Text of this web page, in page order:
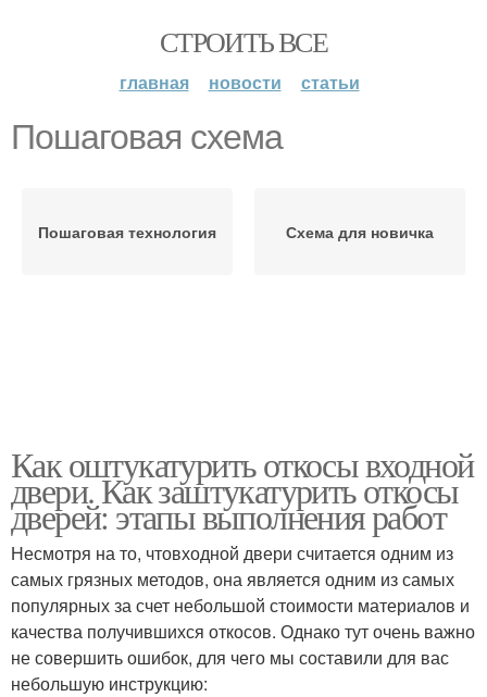
СТРОИТЬ ВСЕ
главная новости статьи
Пошаговая схема
Пошаговая технология Схема для новичка
Как оштукатурить откосы входной
двери. Как заштукатурить откосы
дверей: этапы выполнения работ
Несмотря на то, чтовходной двери считается одним из
самых грязных методов, она является одним из самых
популярных за счет небольшой стоимости материалов и
качества получившихся откосов. Однако тут очень важно
не совершить ошибок, для чего мы составили для вас
небольшую инструкцию: